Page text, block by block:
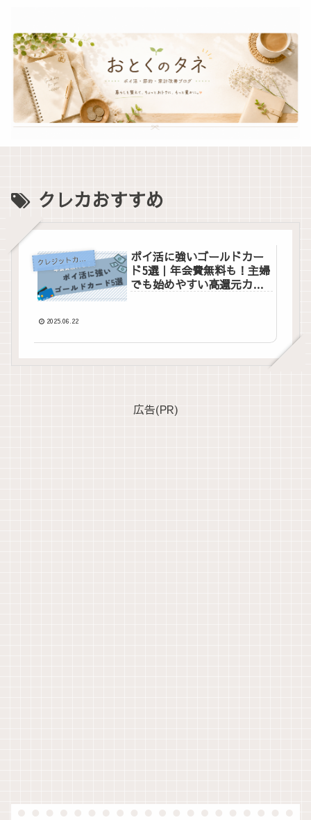
クレカおすすめ
ク
レジットカード
ポイ活に強いゴールドカー
ド5選｜年会費無料も！主婦
でも始めやすい高還元カー
2025.06.22
広告(PR)